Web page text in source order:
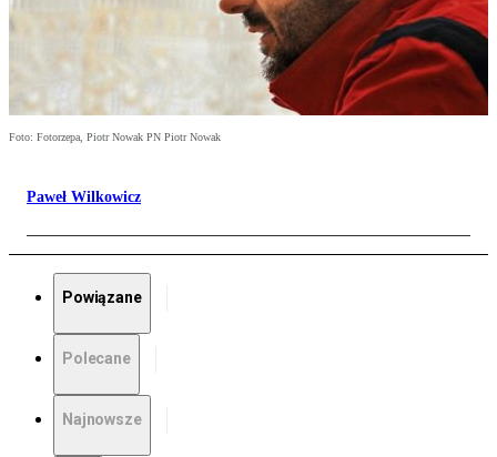
Foto: Fotorzepa, Piotr Nowak PN Piotr Nowak
Paweł Wilkowicz
Powiązane
Polecane
Najnowsze